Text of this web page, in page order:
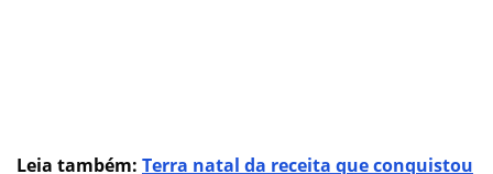
Leia também: Terra natal da receita que conquistou